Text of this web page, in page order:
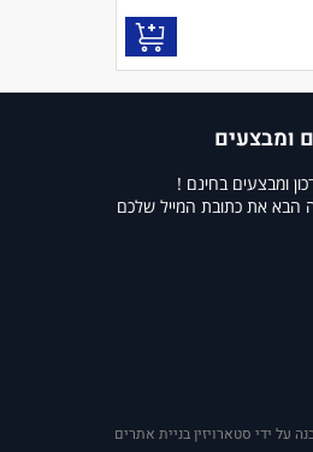
ומבצעים
ומבצעים בחינם !
הבא את כתובת המייל שלכם
על ידי סטארויזין בניית אתרים